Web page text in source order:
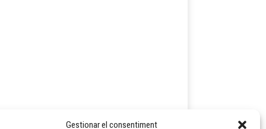
Gestionar el consentiment